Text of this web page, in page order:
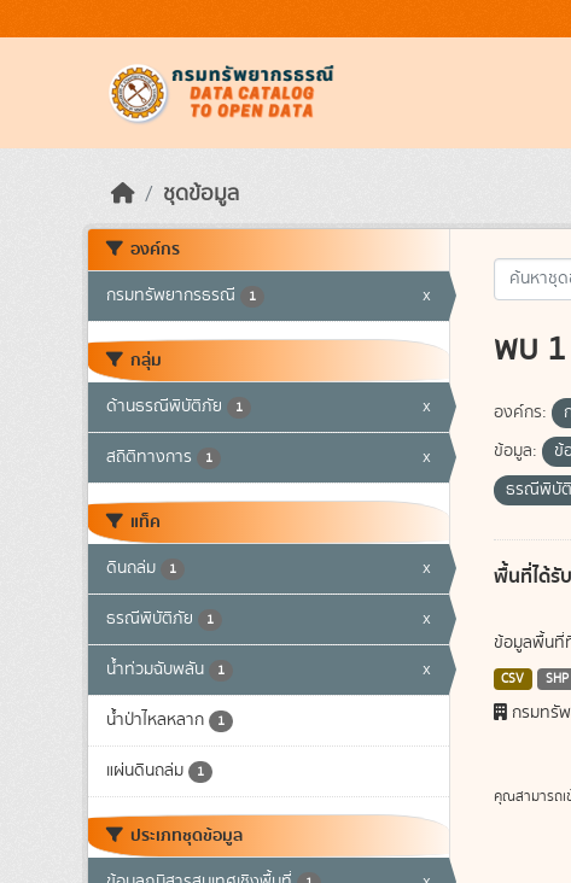
ชุดข้อมูล
องค์กร
กรมทรัพยากรธรณี 1 x
กลุ่ม
ด้านธรณีพิบัติภัย 1 x
สถิติทางการ 1 x
แท็ค
ดินถล่ม 1 x
ธรณีพิบัติภัย 1 x
น้ำท่วมฉับพลัน 1 x
น้ำป่าไหลหลาก 1
แผ่นดินถล่ม 1
ประเภทชุดข้อมูล
พบ
องค์กร:
ข้อมูล:
ข้
ธรณีพิบั
พื้นที่ได้รั
ข้อมูลพื้นที่
CSV SHP
กรมทรั
คุณสามารถ